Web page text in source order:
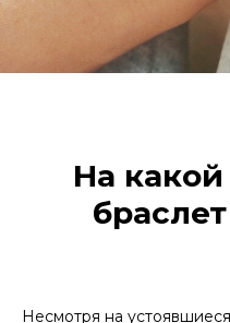
На
Несмотря на